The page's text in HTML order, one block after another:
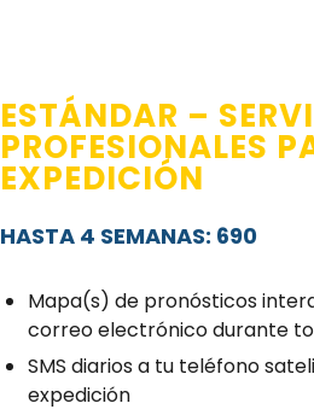
ESTÁNDAR –
PROFESIONALES
EXPEDICIÓN
HASTA 4 SEMANAS: 690
Mapa(s) de pronósticos
correo electrónico durante
SMS diarios a tu teléfono
expedición